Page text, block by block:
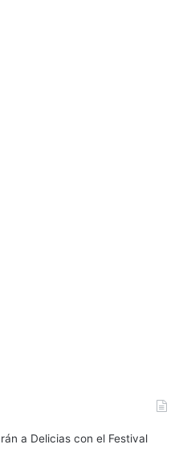
a Delicias con el Festival